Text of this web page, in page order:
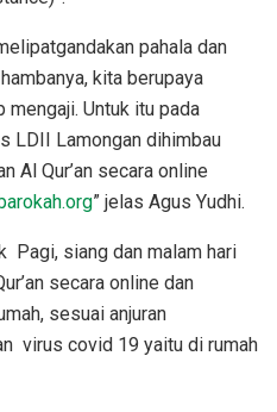
pahala dan
kita berupaya
Untuk itu pada
LDII Lamongan dihimbau
Al Qur’an secara online
” jelas Agus Yudhi.
Pagi, siang dan malam hari
secara online dan
sesuai anjuran
virus covid 19 yaitu di rumah